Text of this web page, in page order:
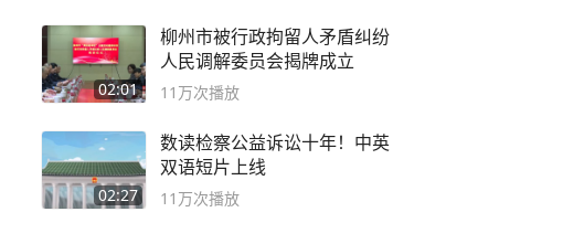
02:01
柳州市被行政拘留人矛盾纠纷
人民调解委员会揭牌成立
11万次播放
02:27
数读检察公益诉讼十年！中英
双语短片上线
11万次播放